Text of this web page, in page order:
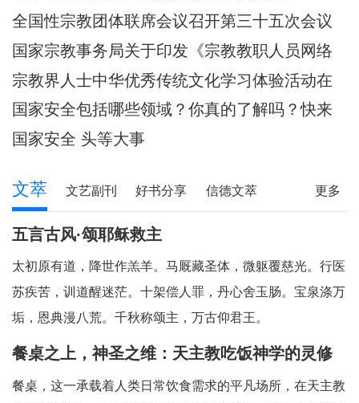
全国性宗教团体联席会议召开第三十五次会议
国家宗教事务局关于印发《宗教教职人员网络
行为规范》的通知
宗教界人士中华优秀传统文化学习体验活动在
武汉启动
国家安全包括哪些领域？你真的了解吗？快来
一起涨知识！
国家安全 头等大事
更多
文萃 文艺副刊 好书分享 信德文萃
诗苑 小小说 写真故事
五言古风·颂耶稣救主
太初原有道，降世作羔羊。马厩藏圣体，微躯覆慈光。行医
苏疾苦，训道醒迷茫。十架偿人罪，丹心舍玉肠。宝泉涤万
垢，恩典漫八荒。千秋称颂主，万古仰君王。
餐桌之上，神圣之维：天主教吃饭神学的灵修
餐桌，这一承载着人类日常饮食需求的平凡场所，在天主教